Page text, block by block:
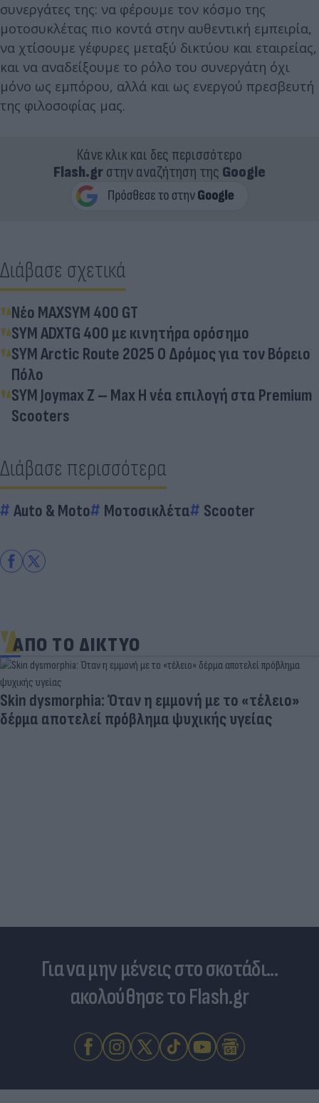
συνεργάτες της: να φέρουμε τον κόσμο της
μοτοσυκλέτας πιο κοντά στην αυθεντική εμπειρία,
να χτίσουμε γέφυρες μεταξύ δικτύου και εταιρείας,
και να αναδείξουμε το ρόλο του συνεργάτη όχι
μόνο ως εμπόρου, αλλά και ως ενεργού πρεσβευτή
της φιλοσοφίας μας.
Κάνε κλικ και δες περισσότερο
Flash.grστην αναζήτηση της Google
Διάβασε σχετικά
Νέο MAXSYM 400 GT
SYM ADXTG 400 με κινητήρα ορόσημο
SYM Arctic Route 2025 Ο Δρόμος για τον Βόρειο
Πόλο
SYM Joymax Z – Max Η νέα επιλογή στα Premium
Scooters
Διάβασε περισσότερα
Auto & Moto Μοτοσικλέτα Scooter
ΑΠΟ ΤΟ ΔΙΚΤΥΟ
Skin dysmorphia: Όταν η εμμονή με το «τέλειο»
δέρμα αποτελεί πρόβλημα ψυχικής υγείας
Για να μην μένεις στο σκοτάδι...
ακολούθησε το Flash.gr